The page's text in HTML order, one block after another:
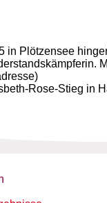
in Plötzensee
Rose-Stieg in